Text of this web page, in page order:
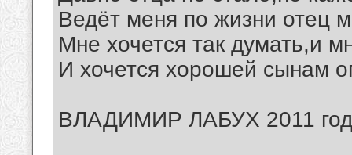
Ведёт меня по жизни отец
Мне хочется так думать,и
И хочется хорошей сынам
ВЛАДИМИР ЛАБУХ 2011